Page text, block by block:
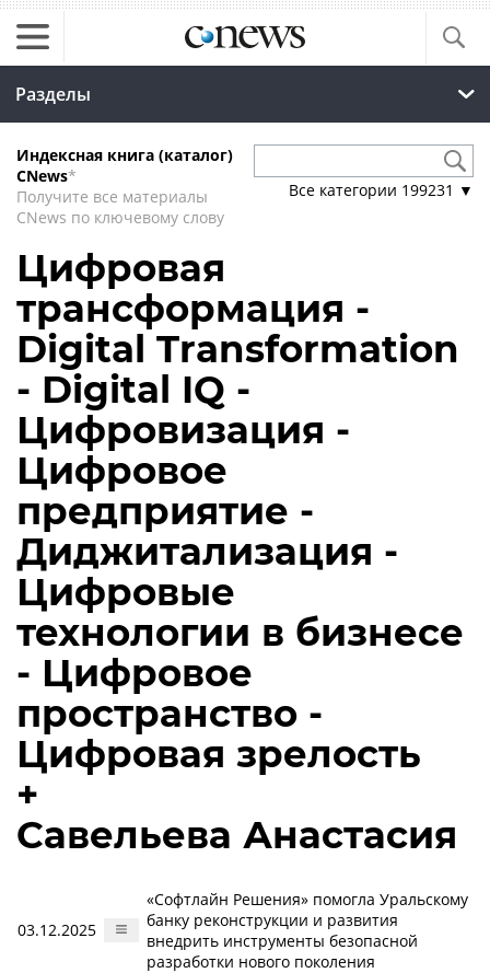
Разделы
Индексная книга (каталог)
CNews*
Получите все материалы
CNews по ключевому слову
Все категории 199231 ▼
Цифровая
трансформация -
Digital Transformation
- Digital IQ -
Цифровизация -
Цифровое
предприятие -
Диджитализация -
Цифровые
технологии в бизнесе
- Цифровое
пространство -
Цифровая зрелость
+
Савельева Анастасия
03.12.2025
«Софтлайн Решения» помогла Уральскому
банку реконструкции и развития
внедрить инструменты безопасной
разработки нового поколения